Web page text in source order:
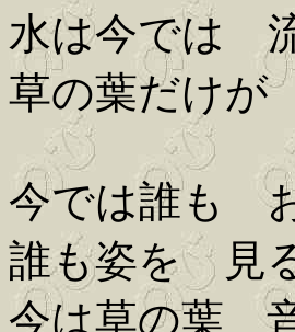
水は今では
草の葉だけ
今では誰も
誰も姿を 見
今は草の葉